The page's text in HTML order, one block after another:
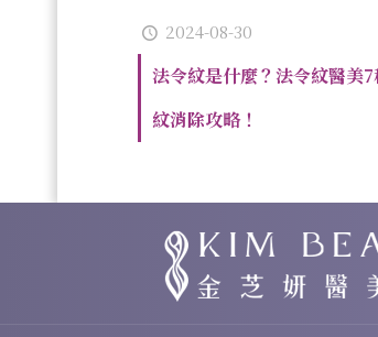
2024-08-30
法令紋是什麼？法令紋醫美
紋消除攻略！